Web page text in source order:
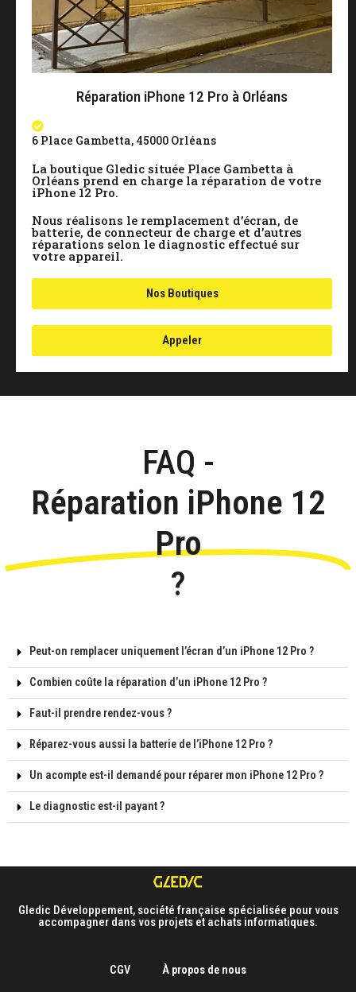
Réparation iPhone 12 Pro à Orléans
6 Place Gambetta, 45000 Orléans
La boutique Gledic située Place Gambetta à
Orléans prend en charge la réparation de votre
iPhone 12 Pro.
Nous réalisons le remplacement d’écran, de
batterie, de connecteur de charge et d’autres
réparations selon le diagnostic effectué sur
votre appareil.
Nos Boutiques
Appeler
FAQ -
Réparation iPhone 12
Pro
?
Peut-on remplacer uniquement l’écran d’un iPhone 12 Pro ?
Combien coûte la réparation d’un iPhone 12 Pro ?
Faut-il prendre rendez-vous ?
Réparez-vous aussi la batterie de l’iPhone 12 Pro ?
Un acompte est-il demandé pour réparer mon iPhone 12 Pro ?
Le diagnostic est-il payant ?
Gledic Développement, société française spécialisée pour vous
accompagner dans vos projets et achats informatiques.
CGV À propos de nous